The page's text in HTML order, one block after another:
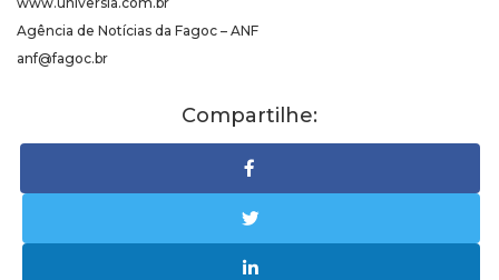
Agência de Notícias da Fagoc – ANF
anf@fagoc.br
Compartilhe: